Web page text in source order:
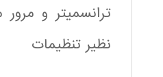
ترانسميتر و مرور
نظير تنظيمات